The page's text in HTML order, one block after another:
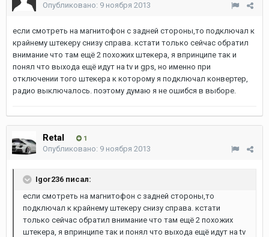
Опубликовано: 9 ноября 2013
если смотреть на магнитофон с задней стороны,то подключал к
крайнему штекеру снизу справа. кстати только сейчас обратил
внимание что там ещё 2 похожих штекера, я впринципе так и
понял что выхода ещё идут на tv и gps, но именно при
отключении того штекера к которому я подключал конвертер,
радио выключалось. поэтому думаю я не ошибся в выборе.
Retal 1
Опубликовано: 9 ноября 2013
Igor236 писал:
если смотреть на магнитофон с задней стороны,то
подключал к крайнему штекеру снизу справа. кстати
только сейчас обратил внимание что там ещё 2 похожих
штекера, я впринципе так и понял что выхода ещё идут на tv